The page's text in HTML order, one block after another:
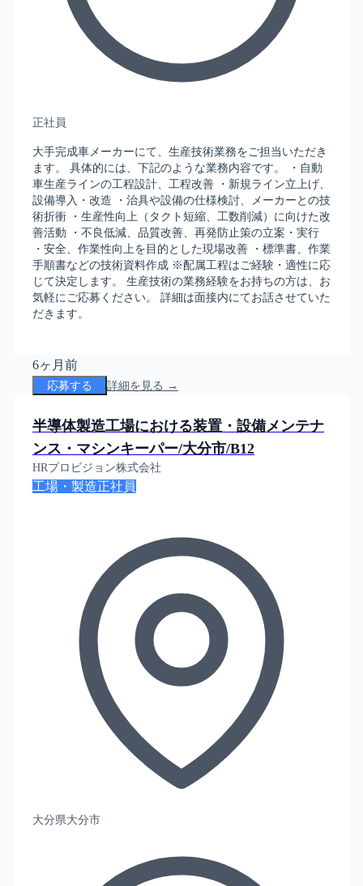
正社員
大手完成車メーカーにて、生産技術業務をご担当いただき
ます。 具体的には、下記のような業務内容です。 ・自動
車生産ラインの工程設計、工程改善 ・新規ライン立上げ、
設備導入・改造 ・治具や設備の仕様検討、メーカーとの技
術折衝 ・生産性向上（タクト短縮、工数削減）に向けた改
善活動 ・不良低減、品質改善、再発防止策の立案・実行
・安全、作業性向上を目的とした現場改善 ・標準書、作業
手順書などの技術資料作成 ※配属工程はご経験・適性に応
じて決定します。 生産技術の業務経験をお持ちの方は、お
気軽にご応募ください。 詳細は面接内にてお話させていた
だきます。
6ヶ月前
応募する 詳細を見る →
半導体製造工場における装置・設備メンテナ
ンス・マシンキーパー/大分市/B12
HRプロビジョン株式会社
工場・製造正社員
大分県大分市